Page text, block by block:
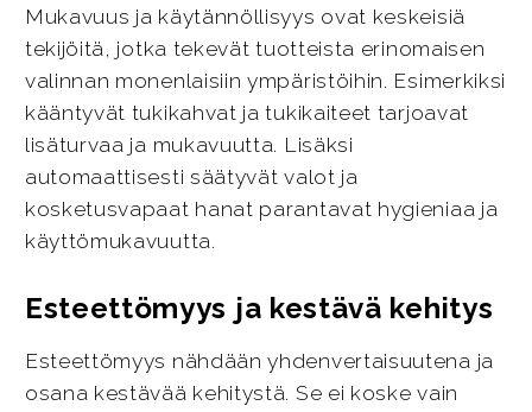
Mukavuus ja käytännöllisyys ovat keskeisiä
tekijöitä, jotka tekevät tuotteista erinomaisen
valinnan monenlaisiin ympäristöihin. Esimerkiksi
kääntyvät tukikahvat ja tukikaiteet tarjoavat
lisäturvaa ja mukavuutta. Lisäksi
automaattisesti säätyvät valot ja
kosketusvapaat hanat parantavat hygieniaa ja
käyttömukavuutta.
Esteettömyys ja kestävä kehitys
Esteettömyys nähdään yhdenvertaisuutena ja
osana kestävää kehitystä. Se ei koske vain